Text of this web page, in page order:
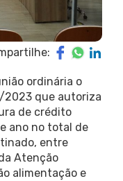
ordinária o
2023 que autoriza
de crédito
ano no total de
entre
Atenção
alimentação e